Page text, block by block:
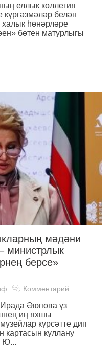
еллык коллегия
белән
һөнәрләре
бөтен матурлыгы
мәдәни
министрлык
берсе»
Комментарий
Әюпова үз
иң яхшы
күрсәтте дип
картасын куллану
Ю...